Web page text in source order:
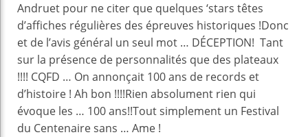
Andruet pour ne citer que quelques ‘stars têtes
d’affiches régulières des épreuves historiques !Donc
et de l’avis général un seul mot … DÉCEPTION! Tant
sur la présence de personnalités que des plateaux
!!!! CQFD … On annonçait 100 ans de records et
d’histoire ! Ah bon !!!!Rien absolument rien qui
évoque les … 100 ans!!Tout simplement un Festival
du Centenaire sans … Ame !